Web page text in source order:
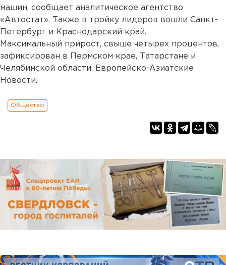
машин, сообщает аналитическое агентство
«Автостат». Также в тройку лидеров вошли Санкт-
Петербург и Краснодарский край.
Максимальный прирост, свыше четырех процентов,
зафиксирован в Пермском крае, Татарстане и
Челябинской области. Европейско-Азиатские
Новости.
Общество